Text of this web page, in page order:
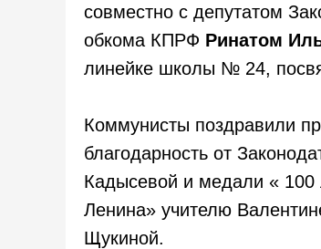
совместно с депутатом
обкома КПРФ Ринатом
линейке школы № 24,
Коммунисты поздравили
благодарность от
Кадысевой и медали « 100
Ленина» учителю
Щукиной.